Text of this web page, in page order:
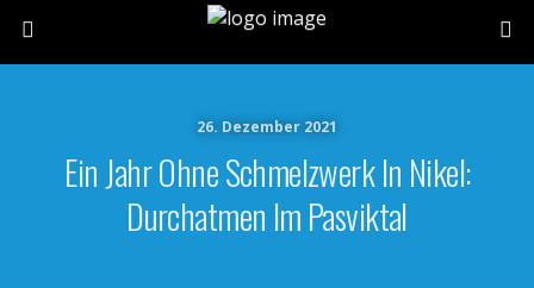
26. Dezember 2021
Ein Jahr Ohne Schmelzwerk In Nikel:
Durchatmen Im Pasviktal